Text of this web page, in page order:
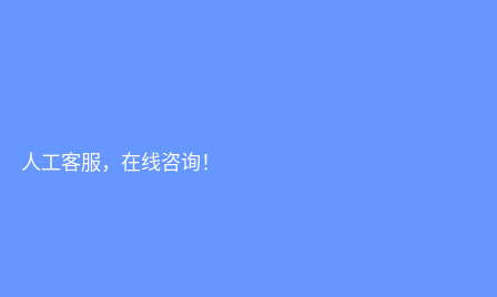
人工客服，在线咨询！